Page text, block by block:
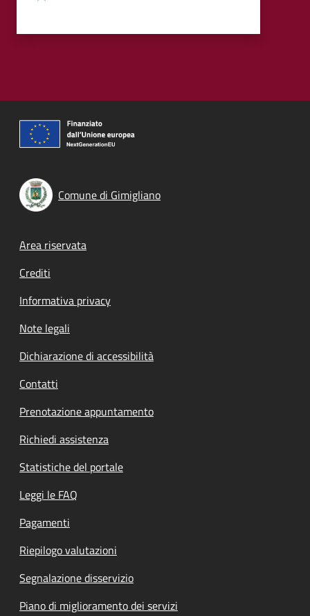
Comune di Gimigliano
Footer menu
Area riservata
Crediti
Informativa privacy
Note legali
Dichiarazione di accessibilità
Contatti
Prenotazione appuntamento
Richiedi assistenza
Statistiche del portale
Leggi le FAQ
Pagamenti
Riepilogo valutazioni
Segnalazione disservizio
Piano di miglioramento dei servizi